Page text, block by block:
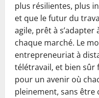
plus résilientes, plus
et que le futur du
agile, prêt à
chaque marché. Le
entrepreneuriat à
télétravail, et bien sûr
pour un avenir où
pleinement, sans être